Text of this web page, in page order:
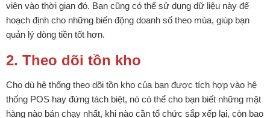
viên vào thời gian đó. Bạn cũng có thể sử dụng dữ liệu này để
hoạch định cho những biến động doanh số theo mùa, giúp bạn
quản lý dòng tiền tốt hơn.
2. Theo dõi tồn kho
Cho dù hệ thống theo dõi tồn kho của bạn được tích hợp vào hệ
thống POS hay đứng tách biệt, nó có thể cho bạn biết những mặt
hàng nào bán chạy nhất, khi nào cần tổ chức sắp xếp lại, còn bao